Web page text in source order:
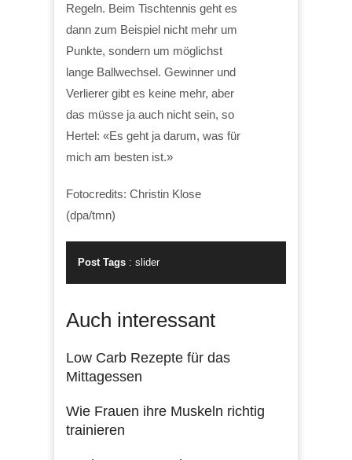
Regeln. Beim Tischtennis geht es
dann zum Beispiel nicht mehr um
Punkte, sondern um möglichst
lange Ballwechsel. Gewinner und
Verlierer gibt es keine mehr, aber
das müsse ja auch nicht sein, so
Hertel: «Es geht ja darum, was für
mich am besten ist.»
Fotocredits: Christin Klose
(dpa/tmn)
Post Tags : slider
Auch interessant
Low Carb Rezepte für das
Mittagessen
Wie Frauen ihre Muskeln richtig
trainieren